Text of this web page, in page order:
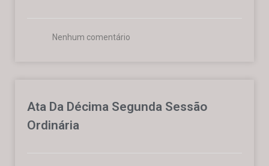
Nenhum comentário
Ata Da Décima Segunda Sessão
Ordinária